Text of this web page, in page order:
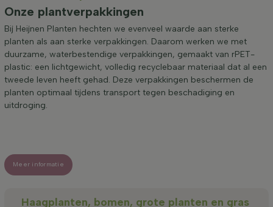
Onze plantverpakkingen
Bij Heijnen Planten hechten we evenveel waarde aan sterke
planten als aan sterke verpakkingen. Daarom werken we met
duurzame, waterbestendige verpakkingen, gemaakt van rPET-
plastic: een lichtgewicht, volledig recyclebaar materiaal dat al een
tweede leven heeft gehad. Deze verpakkingen beschermen de
planten optimaal tijdens transport tegen beschadiging en
uitdroging.
Meer informatie
Haagplanten, bomen, grote planten en gras